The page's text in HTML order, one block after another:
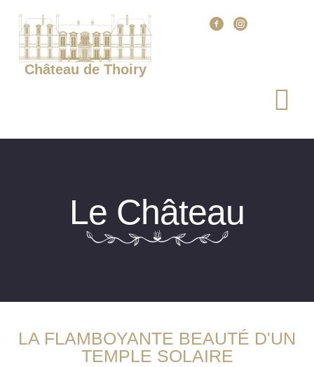
Château de Thoiry
Le Château
LA FLAMBOYANTE BEAUTÉ D'UN
TEMPLE SOLAIRE